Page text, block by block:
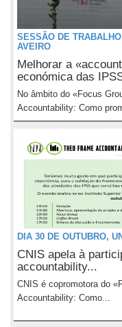
SESSÃO DE
AVEIRO
Melhorar a
económica das
No âmbito do «Focus
Accountability: Como
DIA 30 DE OUTUBRO,
CNIS apela à
accountability...
CNIS é copromotora do
Accountability: Como...